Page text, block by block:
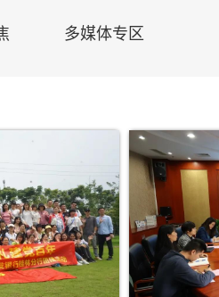
多媒体专区